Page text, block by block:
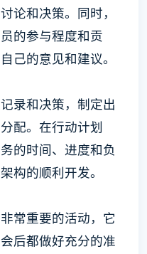
论和决策。同时，
的参与程度和贡
己的意见和建议。
录和决策，制定出
配。在行动计划
的时间、进度和负
构的顺利开发。
常重要的活动，它
后都做好充分的准